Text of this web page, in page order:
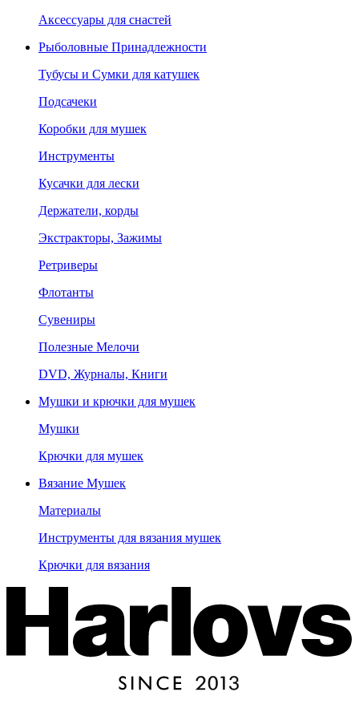
Аксессуары для снастей
Рыболовные Принадлежности
Тубусы и Сумки для катушек
Подсачеки
Коробки для мушек
Инструменты
Кусачки для лески
Держатели, корды
Экстракторы, Зажимы
Ретриверы
Флотанты
Сувениры
Полезные Мелочи
DVD, Журналы, Книги
Мушки и крючки для мушек
Мушки
Крючки для мушек
Вязание Мушек
Материалы
Инструменты для вязания мушек
Крючки для вязания